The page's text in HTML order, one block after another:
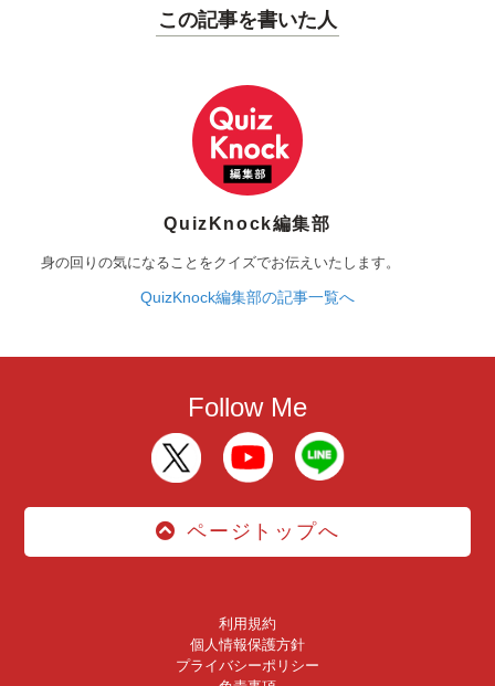
この記事を書いた人
QuizKnock編集部
身の回りの気になることをクイズでお伝えいたします。
QuizKnock編集部の記事一覧へ
Follow Me
ページトップへ
利用規約
個人情報保護方針
プライバシーポリシー